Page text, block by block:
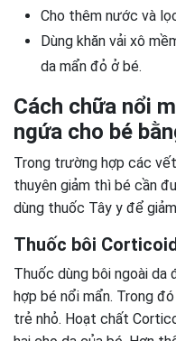
Cho thêm nước và
Dùng khăn vải xô
da mẩn đỏ ở bé.
Cách chữa nổi
ngứa cho bé
Trong trường hợp các
thuyên giảm thì bé cần
dùng thuốc Tây y để
Thuốc bôi
Thuốc dùng bôi ngoài
hợp bé nổi mẩn. Trong
trẻ nhỏ. Hoạt chất